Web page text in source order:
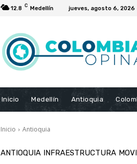
12.8 C Medellín jueves, agosto 6, 2026
Inicio Medellín Antioquia
Inicio Antioquia
ANTIOQUIA INFRAESTRUCTURA